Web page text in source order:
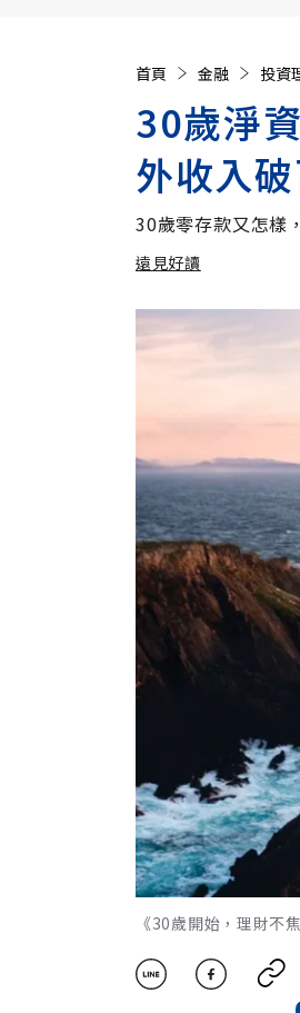
首頁 金融 投資
30歲淨
外收入
30歲零存款又怎樣
遠見好讀
《30歲開始，理財不